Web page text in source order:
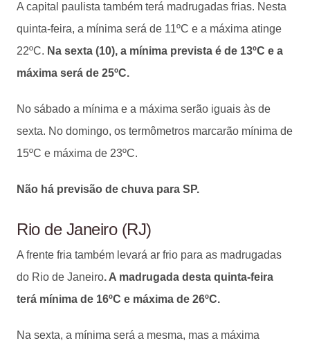
A capital paulista também terá madrugadas frias. Nesta
quinta-feira, a mínima será de 11ºC e a máxima atinge
22ºC. Na sexta (10), a mínima prevista é de 13ºC e a
máxima será de 25ºC.
No sábado a mínima e a máxima serão iguais às de
sexta. No domingo, os termômetros marcarão mínima de
15ºC e máxima de 23ºC.
Não há previsão de chuva para SP.
Rio de Janeiro (RJ)
A frente fria também levará ar frio para as madrugadas
do Rio de Janeiro. A madrugada desta quinta-feira
terá mínima de 16ºC e máxima de 26ºC.
Na sexta, a mínima será a mesma, mas a máxima